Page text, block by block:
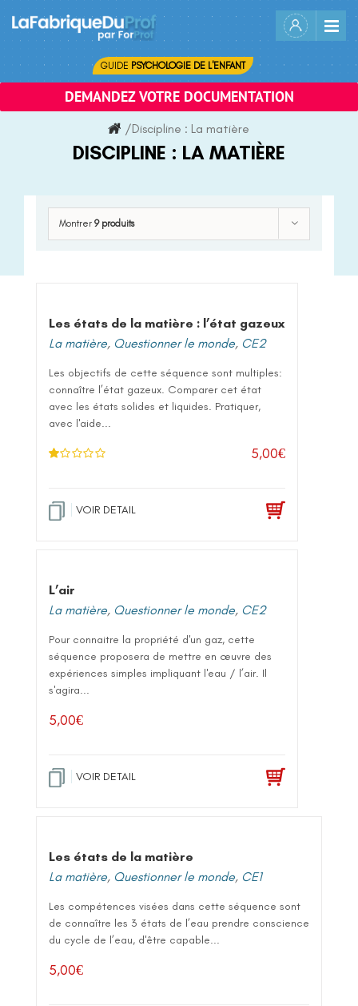
content
GUIDE PSYCHOLOGIE DE L'ENFANT
DEMANDEZ VOTRE DOCUMENTATION
/Discipline : La matière
DISCIPLINE : LA MATIÈRE
Montrer 9 produits
Les états de la matière : l’état gazeux
La matière, Questionner le monde, CE2
Les objectifs de cette séquence sont multiples:
connaître l’état gazeux. Comparer cet état
avec les états solides et liquides. Pratiquer,
avec l'aide...
.0
5,00€
VOIR DETAIL
L’air
La matière, Questionner le monde, CE2
Pour connaitre la propriété d'un gaz, cette
séquence proposera de mettre en œuvre des
expériences simples impliquant l'eau / l’air. Il
s'agira...
5,00€
VOIR DETAIL
Les états de la matière
La matière, Questionner le monde, CE1
Les compétences visées dans cette séquence sont
de connaître les 3 états de l’eau prendre conscience
du cycle de l’eau, d'être capable...
5,00€